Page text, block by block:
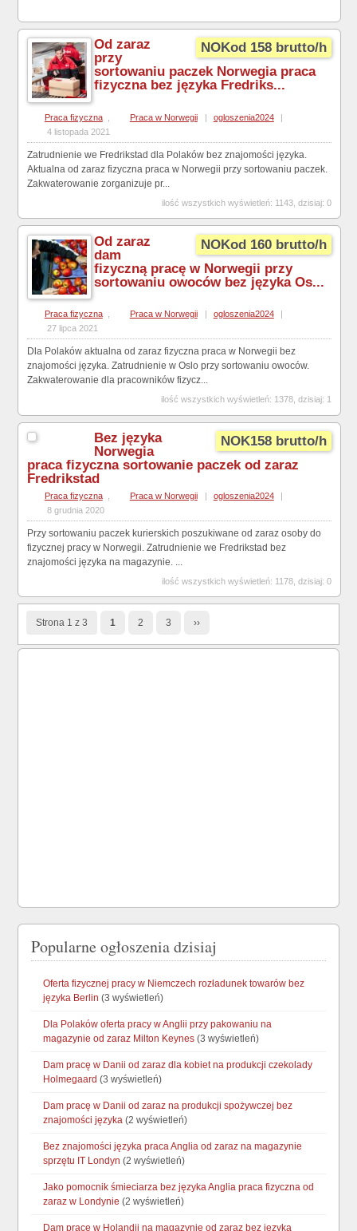
NOKod 158 brutto/h
Od zaraz
przy
sortowaniu paczek Norwegia praca
fizyczna bez języka Fredriks...
Praca fizyczna Praca w Norwegii | ogloszenia2024
|
4 listopada 2021
Zatrudnienie we Fredrikstad dla Polaków bez znajomości języka.
Aktualna od zaraz fizyczna praca w Norwegii przy sortowaniu paczek.
Zakwaterowanie zorganizuje pr...
ilość wszystkich wyświetleń: 1143, dzisiaj: 0
NOKod 160 brutto/h
Od zaraz
dam
fizyczną pracę w Norwegii przy
sortowaniu owoców bez języka Os...
Praca fizyczna Praca w Norwegii ogloszenia2024
27 lipca 2021
Dla Polaków aktualna od zaraz fizyczna praca w Norwegii bez
znajomości języka. Zatrudnienie w Oslo przy sortowaniu owoców.
Zakwaterowanie dla pracowników fizycz...
ilość wszystkich wyświetleń: 1378, dzisiaj: 1
NOK158 brutto/h
Bez języka
Norwegia
praca fizyczna sortowanie paczek od zaraz
Fredrikstad
Praca fizyczna Praca w Norwegii | ogloszenia2024
|
8 grudnia 2020
Przy sortowaniu paczek kurierskich poszukiwane od zaraz osoby do
fizycznej pracy w Norwegii. Zatrudnienie we Fredrikstad bez
znajomości języka na magazynie. ...
ilość wszystkich wyświetleń: 1178, dzisiaj: 0
Strona 1 z 3 1 2 3 ››
Popularne ogłoszenia dzisiaj
Oferta fizycznej pracy w Niemczech rozładunek towarów bez
języka Berlin (3 wyświetleń)
Dla Polaków oferta pracy w Anglii przy pakowaniu na
magazynie od zaraz Milton Keynes (3 wyświetleń)
Dam pracę w Danii od zaraz dla kobiet na produkcji czekolady
Holmegaard (3 wyświetleń)
Dam pracę w Danii od zaraz na produkcji spożywczej bez
znajomości języka (2 wyświetleń)
Bez znajomości języka praca Anglia od zaraz na magazynie
sprzętu IT Londyn (2 wyświetleń)
Jako pomocnik śmieciarza bez języka Anglia praca fizyczna od
zaraz w Londynie (2 wyświetleń)
Dam pracę w Holandii na magazynie od zaraz bez języka